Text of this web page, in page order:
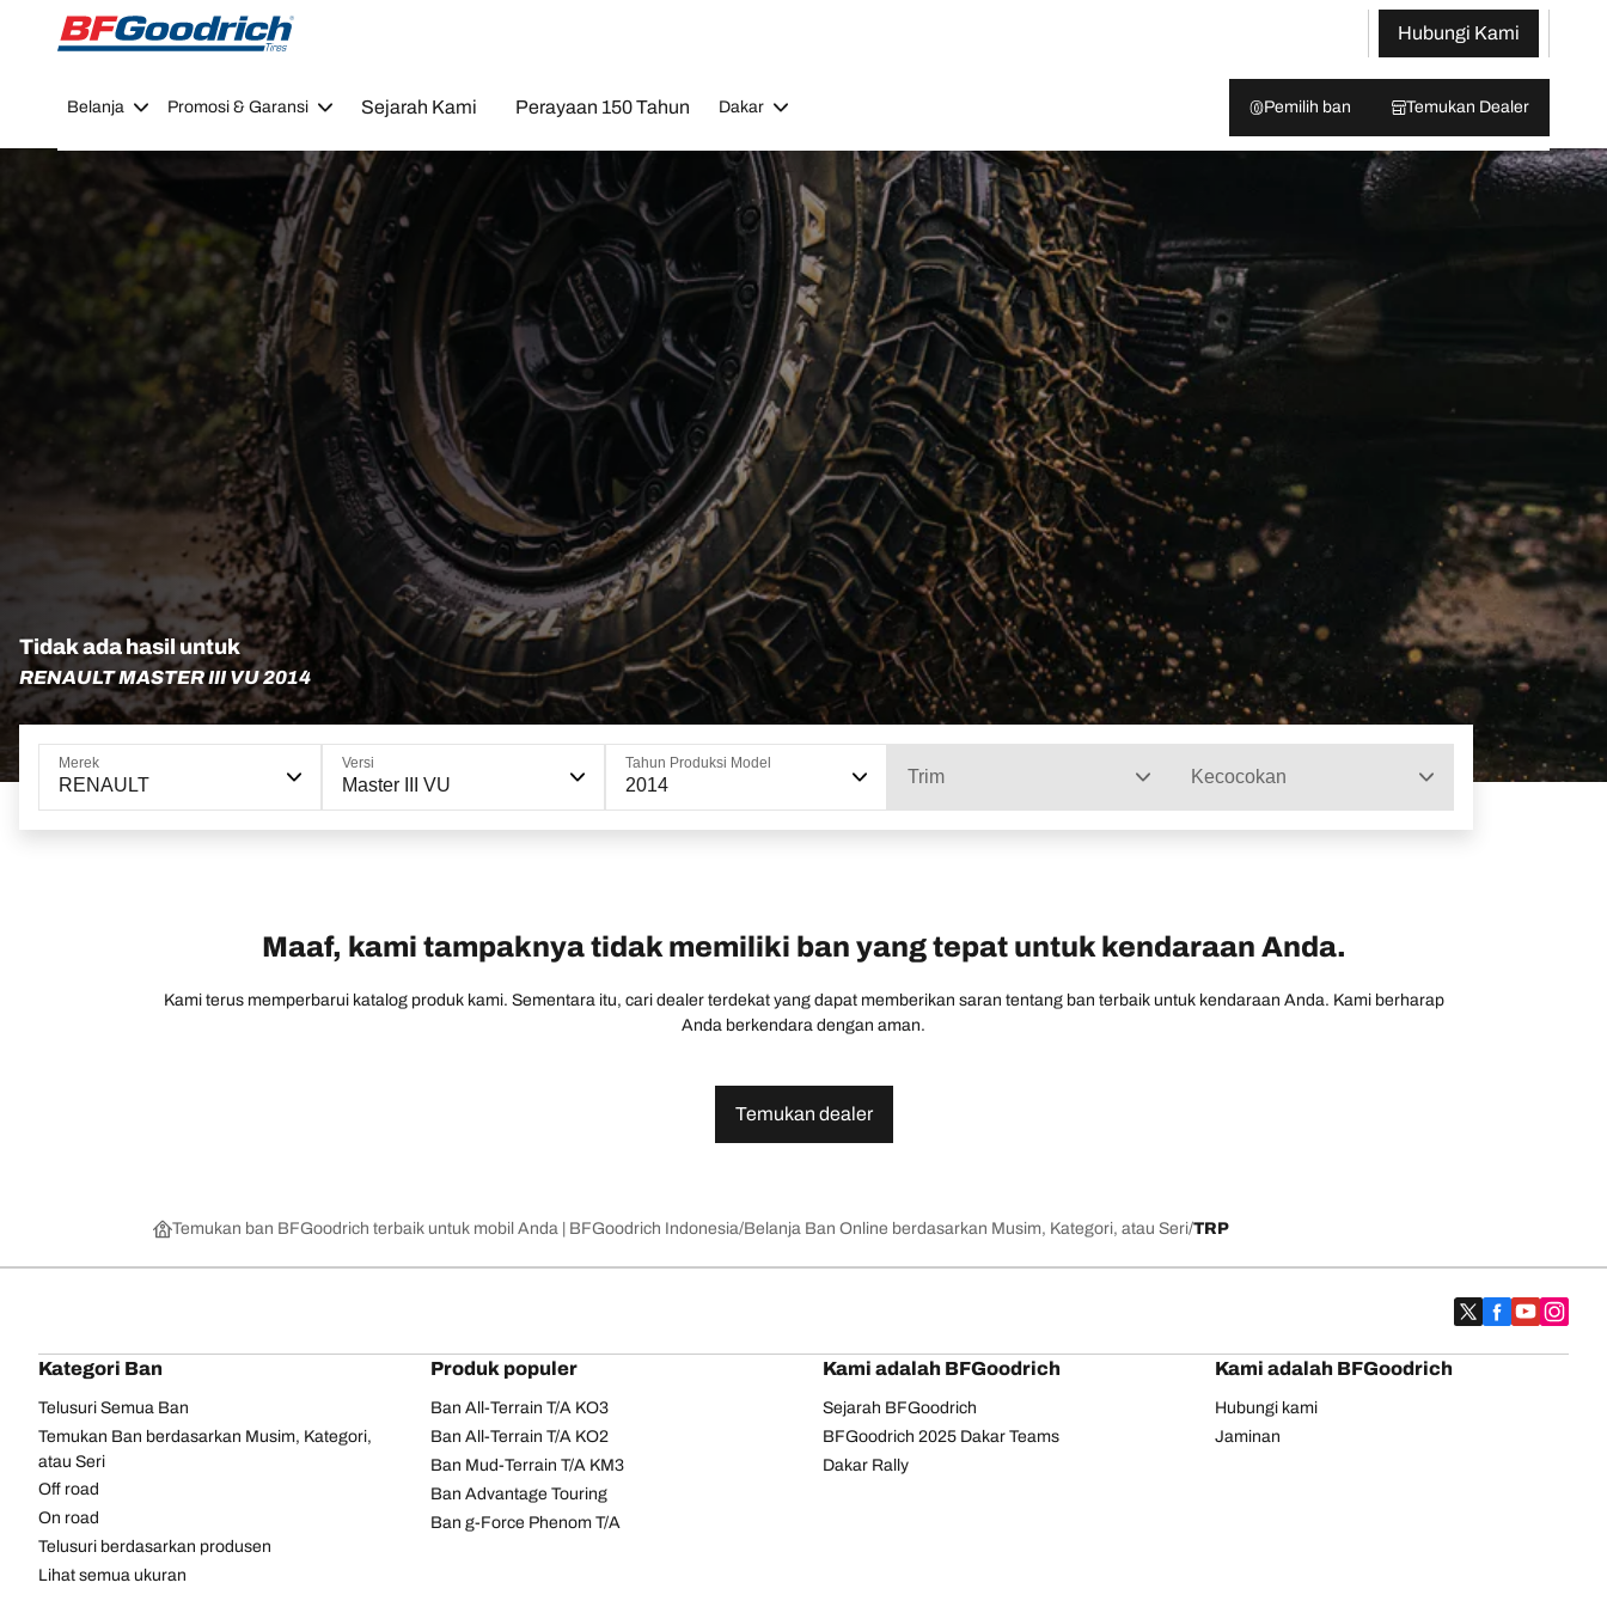
Go to page content
Go to page navigation
Hubungi Kami
Belanja Promosi & Garansi Sejarah Kami Perayaan 150 Tahun Dakar Pemilih ban Temukan Dealer
Tidak ada hasil untuk
RENAULT MASTER III VU 2014
Merek
RENAULT
Versi
Master III VU
Tahun Produksi Model
2014 Trim Kecocokan
Maaf, kami tampaknya tidak memiliki ban yang tepat untuk kendaraan Anda.
Kami terus memperbarui katalog produk kami. Sementara itu, cari dealer terdekat yang dapat memberikan saran tentang ban terbaik untuk kendaraan Anda. Kami berharap
Anda berkendara dengan aman.
Temukan dealer
Temukan ban BFGoodrich terbaik untuk mobil Anda | BFGoodrich Indonesia Belanja Ban Online berdasarkan Musim, Kategori, atau Seri TRP
Kategori Ban
Telusuri Semua Ban
Temukan Ban berdasarkan Musim, Kategori,
atau Seri
Off road
On road
Telusuri berdasarkan produsen
Lihat semua ukuran
Produk populer
Ban All-Terrain T/A KO3
Ban All-Terrain T/A KO2
Ban Mud-Terrain T/A KM3
Ban Advantage Touring
Ban g-Force Phenom T/A
Kami adalah BFGoodrich
Sejarah BFGoodrich
BFGoodrich 2025 Dakar Teams
Dakar Rally
Kami adalah BFGoodrich
Hubungi kami
Jaminan